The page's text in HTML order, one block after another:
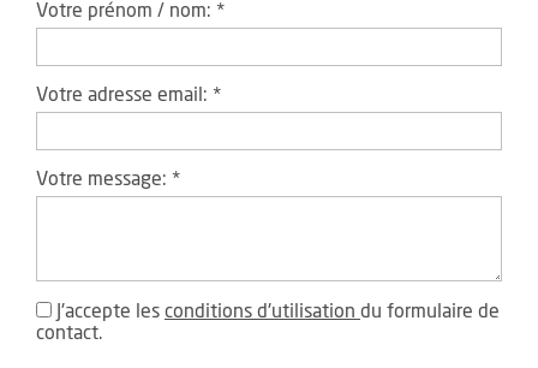
Votre prénom / nom: *
Votre adresse email: *
Votre message: *
J'accepte les conditions d'utilisation du formulaire de
contact.